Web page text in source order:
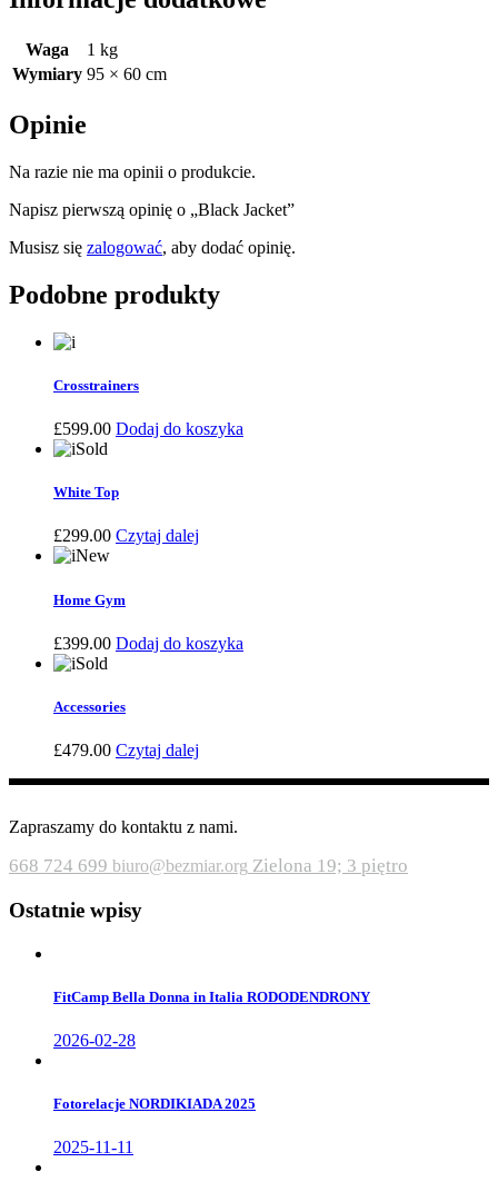
Waga
1 kg
Wymiary 95 × 60 cm
Opinie
Na razie nie ma opinii o produkcie.
Napisz pierwszą opinię o „Black Jacket”
Musisz się zalogować, aby dodać opinię.
Podobne produkty
Crosstrainers
£599.00 Dodaj do koszyka
Sold
White Top
£299.00 Czytaj dalej
New
Home Gym
£399.00 Dodaj do koszyka
Sold
Accessories
£479.00 Czytaj dalej
Zapraszamy do kontaktu z nami.
668 724 699 biuro@bezmiar.org Zielona 19; 3 piętro
Ostatnie wpisy
FitCamp Bella Donna in Italia RODODENDRONY
2026-02-28
Fotorelacje NORDIKIADA 2025
2025-11-11